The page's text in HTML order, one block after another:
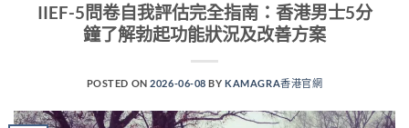
IIEF-5問卷自我評估完全指南：香港男士5分
鐘了解勃起功能狀況及改善方案
POSTED ON2026-06-08 BYKAMAGRA香港官網